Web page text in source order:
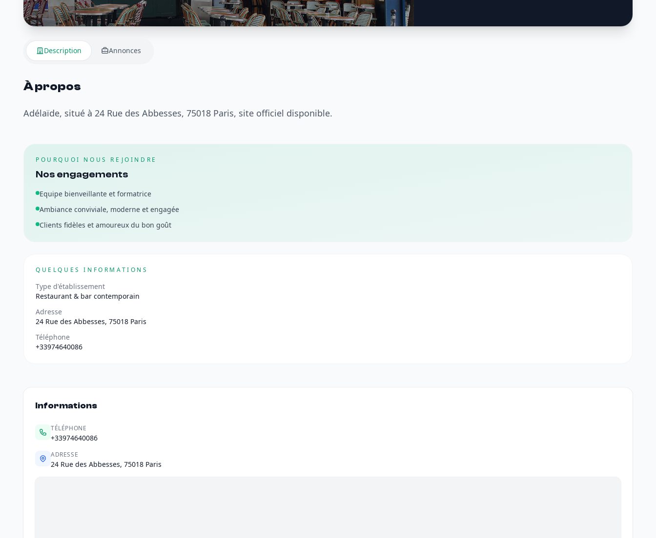
Description Annonces
À propos
Adélaïde, situé à 24 Rue des Abbesses, 75018 Paris, site officiel disponible.
POURQUOI NOUS REJOINDRE
Nos engagements
Equipe bienveillante et formatrice
Ambiance conviviale, moderne et engagée
Clients fidèles et amoureux du bon goût
QUELQUES INFORMATIONS
Type d'établissement
Restaurant & bar contemporain
Adresse
24 Rue des Abbesses, 75018 Paris
Téléphone
+33974640086
Informations
TÉLÉPHONE
+33974640086
ADRESSE
24 Rue des Abbesses, 75018 Paris